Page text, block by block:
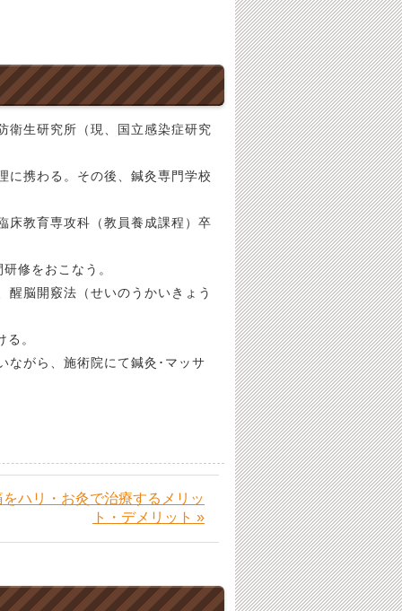
衛生研究所（現、国立感染症研究
に携わる。その後、鍼灸専門学校
床教育専攻科（教員養成課程）卒
修をおこなう。
醒脳開竅法（せいのうかいきょう
。
ながら、施術院にて鍼灸･マッサ
ハリ・お灸で治療するメリッ
ト・デメリット »